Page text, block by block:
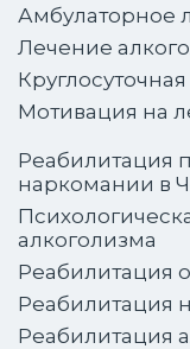
Амбулаторное
Лечение
Мотивация на
Реабилитация
наркомании в
алкоголизма
Реабилитация
Реабилитация
Реабилитация